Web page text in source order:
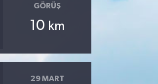
GÖRÜŞ
10 km
29 MART